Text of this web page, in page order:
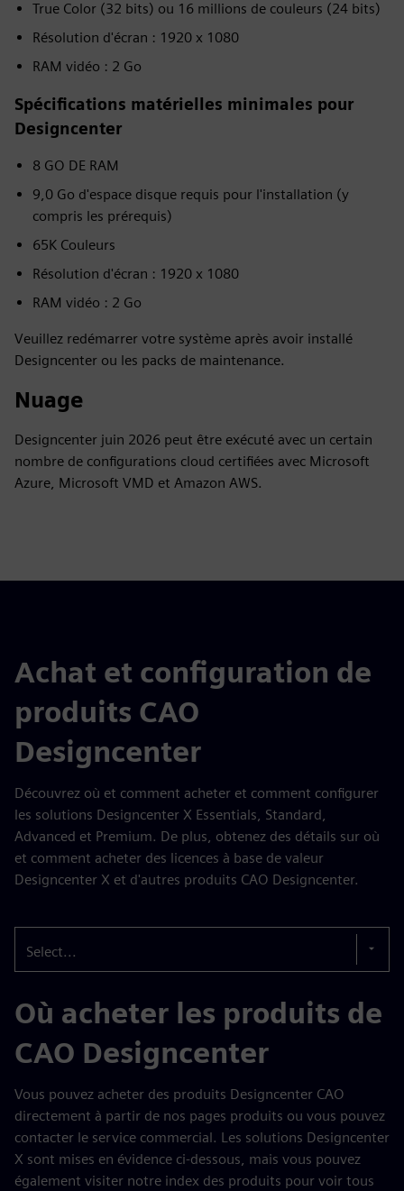
True Color (32 bits) ou 16 millions de couleurs (24 bits)
Résolution d'écran : 1920 x 1080
RAM vidéo : 2 Go
Spécifications matérielles minimales pour
Designcenter
8 GO DE RAM
9,0 Go d'espace disque requis pour l'installation (y
compris les prérequis)
65K Couleurs
Résolution d'écran : 1920 x 1080
RAM vidéo : 2 Go
Veuillez redémarrer votre système après avoir installé
Designcenter ou les packs de maintenance.
Nuage
Designcenter juin 2026 peut être exécuté avec un certain
nombre de configurations cloud certifiées avec Microsoft
Azure, Microsoft VMD et Amazon AWS.
Achat et configuration de
produits CAO
Designcenter
Découvrez où et comment acheter et comment configurer
les solutions Designcenter X Essentials, Standard,
Advanced et Premium. De plus, obtenez des détails sur où
et comment acheter des licences à base de valeur
Designcenter X et d'autres produits CAO Designcenter.
Select...
Où acheter les produits de
CAO Designcenter
Vous pouvez acheter des produits Designcenter CAO
directement à partir de nos pages produits ou vous pouvez
contacter le service commercial. Les solutions Designcenter
X sont mises en évidence ci-dessous, mais vous pouvez
également visiter notre index des produits pour voir tous